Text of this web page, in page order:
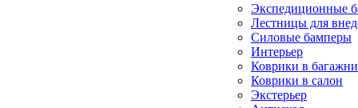
Экспедиционные
Лестницы для
Силовые бамперы
Интерьер
Коврики в
Коврики в салон
Экстерьер